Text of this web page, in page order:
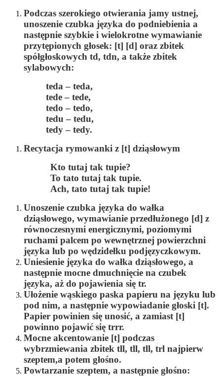
Podczas szerokiego otwierania jamy ustnej,
unoszenie czubka języka do podniebienia a
następnie szybkie i wielokrotne wymawianie
przytępionych głosek: [t] [d] oraz zbitek
spółgłoskowych td, tdn, a także zbitek
sylabowych:
teda – teda,
tede – tede,
tedo – tedo,
tedu – tedu,
tedy – tedy.
Recytacja rymowanki z [t] dziąsłowym
Kto tutaj tak tupie?
To tato tutaj tak tupie.
Ach, tato tutaj tak tupie!
Unoszenie czubka języka do wałka
dziąsłowego, wymawianie przedłużonego [d] z
równoczesnymi energicznymi, poziomymi
ruchami palcem po wewnętrznej powierzchni
języka lub po wędzidełku podjęzyczkowym.
Uniesienie języka do wałka dziąsłowego, a
następnie mocne dmuchnięcie na czubek
języka, aż do pojawienia się tr.
Ułożenie wąskiego paska papieru na języku lub
pod nim, a następnie wypowiadanie głoski [t].
Papier powinien się unosić, a zamiast [t]
powinno pojawić się trrr.
Mocne akcentowanie [t] podczas
wybrzmiewania zbitek tll, tll, tll, trl najpierw
szeptem,a potem głośno.
Powtarzanie szeptem, a następnie głośno: